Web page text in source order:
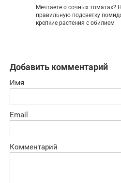
Мечтаете о сочных томатах?
правильную подсветку
крепкие растения с обилием
Добавить комментарий
Имя
Email
Комментарий